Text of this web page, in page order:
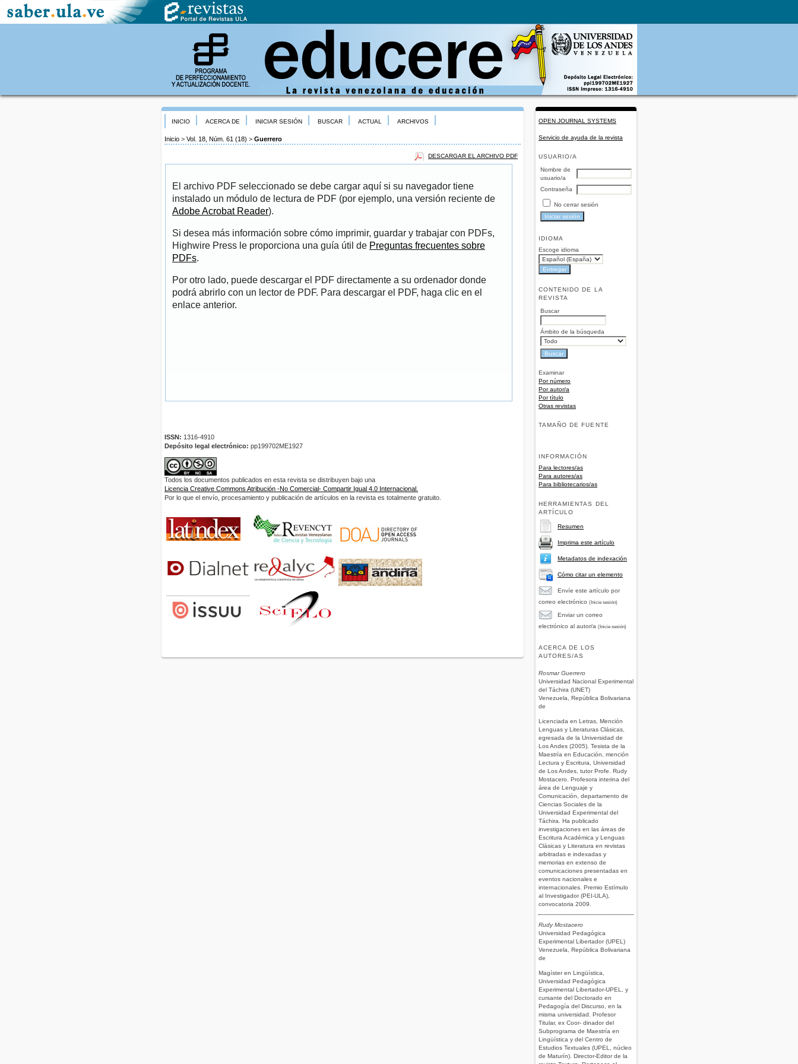
OPEN JOURNAL SYSTEMS
Servicio de ayuda de la revista
USUARIO/A
Nombre de
usuario/a
Contraseña
No cerrar sesión
IDIOMA
Escoge idioma
CONTENIDO DE LA
REVISTA
Buscar
Ámbito de la búsqueda
Examinar
Por número
Por autor/a
Por título
Otras revistas
TAMAÑO DE FUENTE
INFORMACIÓN
Para lectores/as
Para autores/as
Para bibliotecarios/as
HERRAMIENTAS DEL
ARTÍCULO
Resumen
Imprima este artículo
Metadatos de indexación
Cómo citar un elemento
Envíe este artículo por
correo electrónico (Inicie sesión)
Enviar un correo
electrónico al autor/a (Inicie sesión)
ACERCA DE LOS
AUTORES/AS
Rosmar Guerrero
Universidad Nacional Experimental
del Táchira (UNET)
Venezuela, República Bolivariana
de
Licenciada en Letras, Mención
Lenguas y Literaturas Clásicas,
egresada de la Universidad de
Los Andes (2005). Tesista de la
Maestría en Educación, mención
Lectura y Escritura, Universidad
de Los Andes, tutor Profe. Rudy
Mostacero. Profesora interina del
área de Lenguaje y
Comunicación, departamento de
Ciencias Sociales de la
Universidad Experimental del
Táchira. Ha publicado
investigaciones en las áreas de
Escritura Académica y Lenguas
Clásicas y Literatura en revistas
arbitradas e indexadas y
memorias en extenso de
comunicaciones presentadas en
eventos nacionales e
internacionales. Premio Estímulo
al Investigador (PEI-ULA),
convocatoria 2009.
Rudy Mostacero
Universidad Pedagógica
Experimental Libertador (UPEL)
Venezuela, República Bolivariana
de
Magíster en Lingüística,
Universidad Pedagógica
Experimental Libertador-UPEL, y
cursante del Doctorado en
Pedagogía del Discurso, en la
misma universidad. Profesor
Titular, ex Coor- dinador del
Subprograma de Maestría en
Lingüística y del Centro de
Estudios Textuales (UPEL, núcleo
de Maturín). Director-Editor de la
INICIO ACERCA DE INICIAR SESIÓN BUSCAR ACTUAL ARCHIVOS
Inicio > Vol. 18, Núm. 61 (18) > Guerrero
DESCARGAR EL ARCHIVO PDF
El archivo PDF seleccionado se debe cargar aquí si su navegador tiene
instalado un módulo de lectura de PDF (por ejemplo, una versión reciente de
Adobe Acrobat Reader).
Si desea más información sobre cómo imprimir, guardar y trabajar con PDFs,
Highwire Press le proporciona una guía útil de Preguntas frecuentes sobre
PDFs.
Por otro lado, puede descargar el PDF directamente a su ordenador donde
podrá abrirlo con un lector de PDF. Para descargar el PDF, haga clic en el
enlace anterior.
ISSN: 1316-4910
Depósito legal electrónico: pp199702ME1927
Todos los documentos publicados en esta revista se distribuyen bajo una
Licencia Creative Commons Atribución -No Comercial- Compartir Igual 4.0 Internacional.
Por lo que el envío, procesamiento y publicación de artículos en la revista es totalmente gratuito.